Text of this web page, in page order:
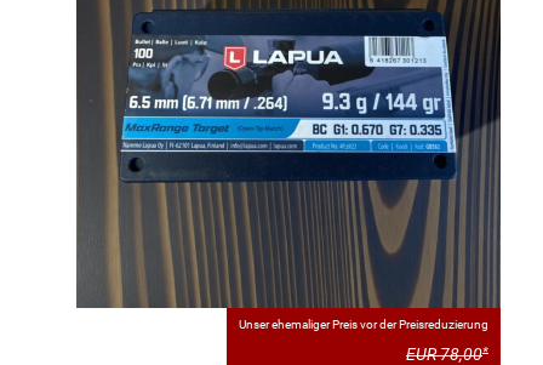
Unser ehemaliger Preis vor der Preisreduzierung
EUR 78,00*